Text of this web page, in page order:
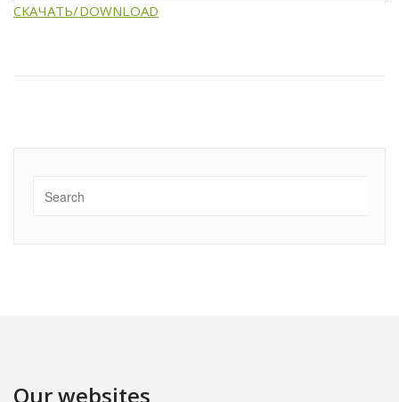
СКАЧАТЬ/DOWNLOAD
Our websites